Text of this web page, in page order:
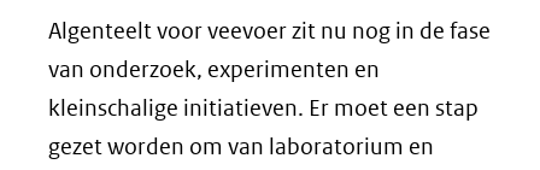
Algenteelt voor veevoer zit nu nog in de fase
van onderzoek, experimenten en
kleinschalige initiatieven. Er moet een stap
gezet worden om van laboratorium en